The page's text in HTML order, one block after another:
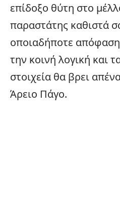
επίδοξο θύτη στο
παραστάτης καθιστά
οποιαδήποτε απόφαση
την κοινή λογική και
στοιχεία θα βρει
Άρειο Πάγο.